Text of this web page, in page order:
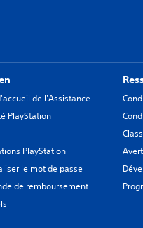
de l'Assistance
PlayStation
PlayStation
le mot de passe
de remboursement